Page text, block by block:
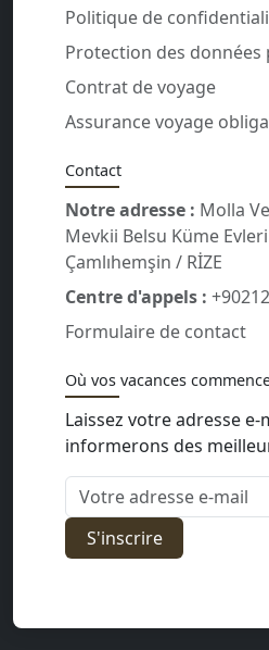
Politique de
Protection des données
Contrat de voyage
Assurance voyage
Contact
Notre adresse : Molla
Mevkii Belsu Küme
Çamlıhemşin / RİZE
Centre d'appels :
Formulaire de contact
Où vos vacances
Laissez votre adresse
informerons des
Votre adresse e-mail
S'inscrire